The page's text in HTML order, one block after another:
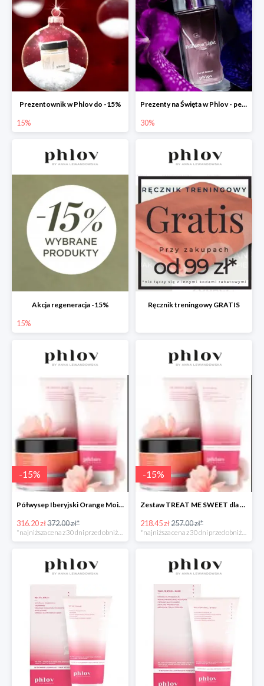
Prezentownik w Phlov do -15%
15%
Prezenty na Święta w Phlov - perfumy -30%
30%
Akcja regeneracja -15%
15%
Ręcznik treningowy GRATIS
-15%
Półwysep Iberyjski Orange Moist -15%
316.20 zł372.00 zł*
-15%
Zestaw TREAT ME SWEET dla kobiet w ciąży i mam -15%
218.45 zł257.00 zł*